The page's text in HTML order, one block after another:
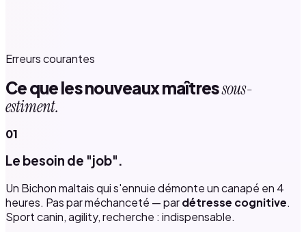
Erreurs courantes
Ce que les nouveaux maîtressous-
estiment.
01
Le besoin de "job".
Un Bichon maltais qui s'ennuie démonte un canapé en 4
heures. Pas par méchanceté — pardétresse cognitive.
Sport canin, agility, recherche : indispensable.